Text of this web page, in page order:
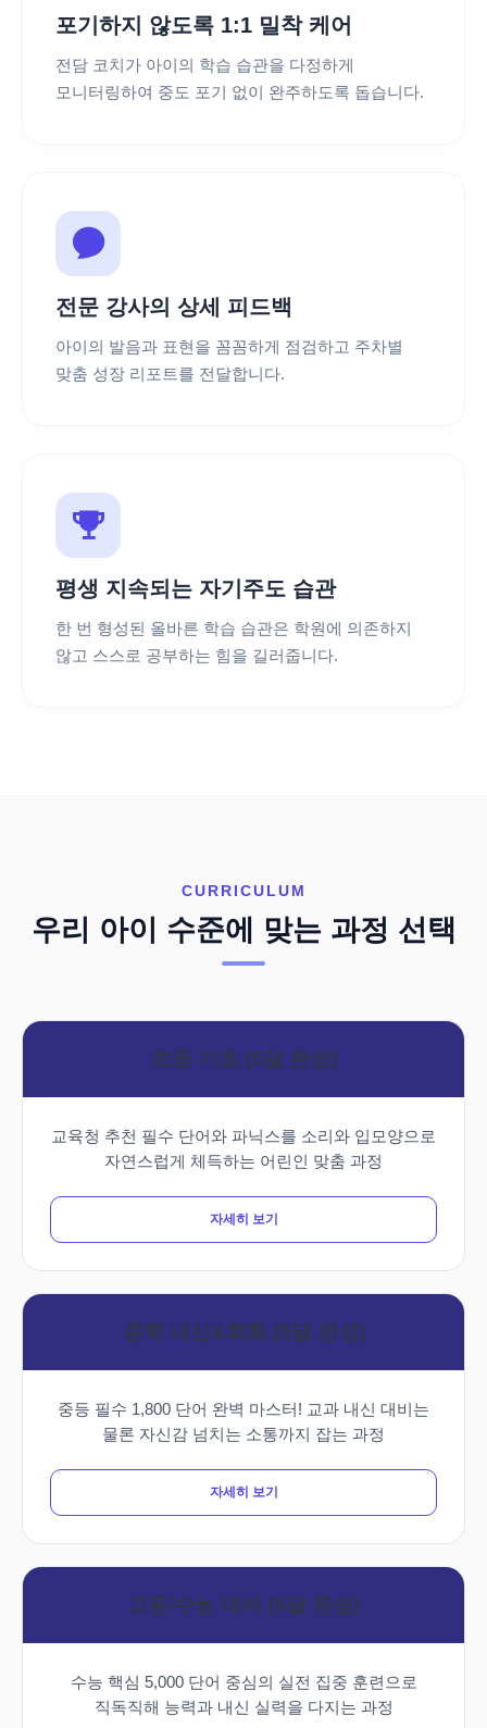
포기하지 않도록 1:1 밀착 케어
전담 코치가 아이의 학습 습관을 다정하게
모니터링하여 중도 포기 없이 완주하도록 돕습니다.
전문 강사의 상세 피드백
아이의 발음과 표현을 꼼꼼하게 점검하고 주차별
맞춤 성장 리포트를 전달합니다.
평생 지속되는 자기주도 습관
한 번 형성된 올바른 학습 습관은 학원에 의존하지
않고 스스로 공부하는 힘을 길러줍니다.
CURRICULUM
우리 아이 수준에 맞는 과정 선택
초등 기초 (5달 완성)
교육청 추천 필수 단어와 파닉스를 소리와 입모양으로
자연스럽게 체득하는 어린인 맞춤 과정
자세히 보기
중학 내신&회화 (5달 완성)
중등 필수 1,800 단어 완벽 마스터! 교과 내신 대비는
물론 자신감 넘치는 소통까지 잡는 과정
자세히 보기
고등/수능 대비 (5달 완성)
수능 핵심 5,000 단어 중심의 실전 집중 훈련으로
직독직해 능력과 내신 실력을 다지는 과정